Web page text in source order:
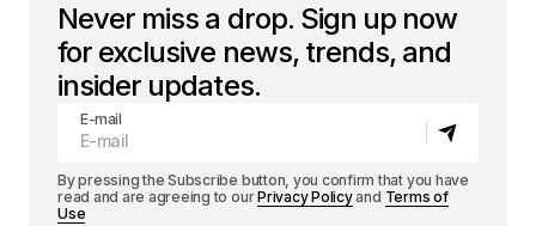
Never miss a drop. Sign up now
for exclusive news, trends, and
insider updates.
E-mail
By pressing the Subscribe button, you confirm that you have
read and are agreeing to ourPrivacy Policyand Terms of
Use